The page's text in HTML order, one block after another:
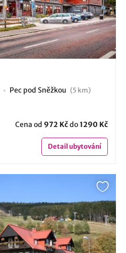
Pec pod Sněžkou (5 km)
Cena od 972 Kčdo1290 Kč
Detailubytování